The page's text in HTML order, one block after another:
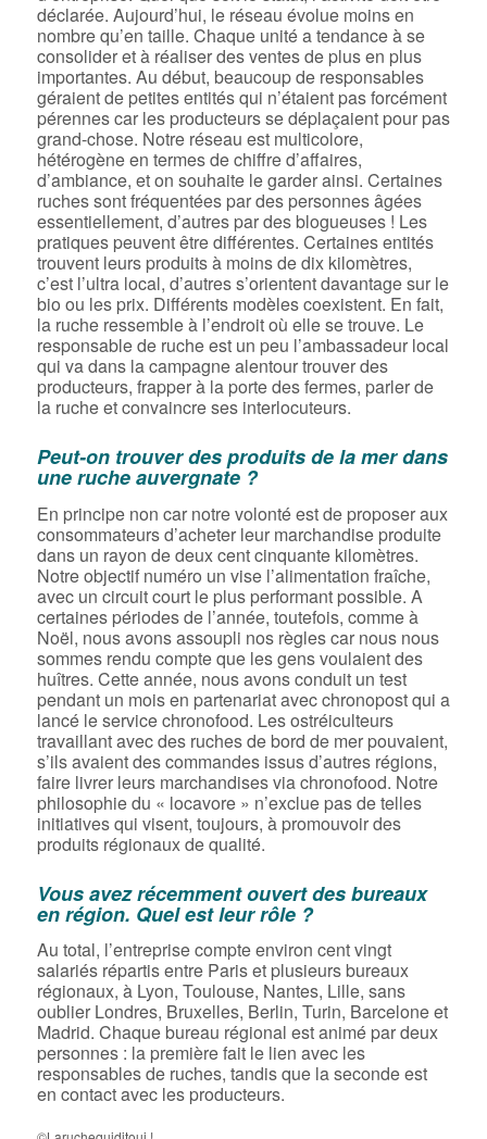
déclarée. Aujourd’hui, le réseau évolue moins en
nombre qu’en taille. Chaque unité a tendance à se
consolider et à réaliser des ventes de plus en plus
importantes. Au début, beaucoup de responsables
géraient de petites entités qui n’étaient pas forcément
pérennes car les producteurs se déplaçaient pour pas
grand-chose. Notre réseau est multicolore,
hétérogène en termes de chiffre d’affaires,
d’ambiance, et on souhaite le garder ainsi. Certaines
ruches sont fréquentées par des personnes âgées
essentiellement, d’autres par des blogueuses ! Les
pratiques peuvent être différentes. Certaines entités
trouvent leurs produits à moins de dix kilomètres,
c’est l’ultra local, d’autres s’orientent davantage sur le
bio ou les prix. Différents modèles coexistent. En fait,
la ruche ressemble à l’endroit où elle se trouve. Le
responsable de ruche est un peu l’ambassadeur local
qui va dans la campagne alentour trouver des
producteurs, frapper à la porte des fermes, parler de
la ruche et convaincre ses interlocuteurs.
Peut-on trouver des produits de la mer dans
une ruche auvergnate ?
En principe non car notre volonté est de proposer aux
consommateurs d’acheter leur marchandise produite
dans un rayon de deux cent cinquante kilomètres.
Notre objectif numéro un vise l’alimentation fraîche,
avec un circuit court le plus performant possible. A
certaines périodes de l’année, toutefois, comme à
Noël, nous avons assoupli nos règles car nous nous
sommes rendu compte que les gens voulaient des
huîtres. Cette année, nous avons conduit un test
pendant un mois en partenariat avec chronopost qui a
lancé le service chronofood. Les ostréiculteurs
travaillant avec des ruches de bord de mer pouvaient,
s’ils avaient des commandes issus d’autres régions,
faire livrer leurs marchandises via chronofood. Notre
philosophie du « locavore » n’exclue pas de telles
initiatives qui visent, toujours, à promouvoir des
produits régionaux de qualité.
Vous avez récemment ouvert des bureaux
en région. Quel est leur rôle ?
Au total, l’entreprise compte environ cent vingt
salariés répartis entre Paris et plusieurs bureaux
régionaux, à Lyon, Toulouse, Nantes, Lille, sans
oublier Londres, Bruxelles, Berlin, Turin, Barcelone et
Madrid. Chaque bureau régional est animé par deux
personnes : la première fait le lien avec les
responsables de ruches, tandis que la seconde est
en contact avec les producteurs.